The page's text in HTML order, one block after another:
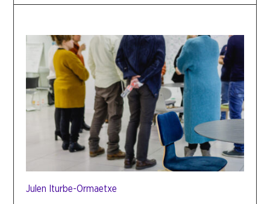
Julen Iturbe-Ormaetxe